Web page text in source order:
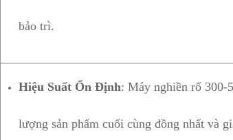
bảo trì.
Hiệu Suất Ổn Định: Máy nghiền rổ 300-
lượng sản phẩm cuối cùng đồng nhất và